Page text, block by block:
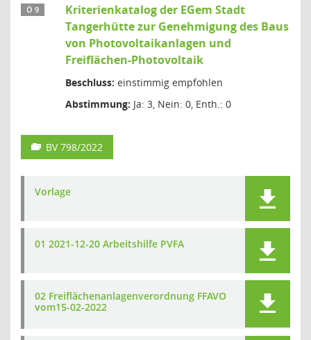
Ö 9
Kriterienkatalog der EGem Stadt
Tangerhütte zur Genehmigung des Baus
von Photovoltaikanlagen und
Freiflächen-Photovoltaik
Beschluss: einstimmig empfohlen
Abstimmung: Ja: 3, Nein: 0, Enth.: 0
BV 798/2022
Vorlage
01 2021-12-20 Arbeitshilfe PVFA
02 Freiflächenanlagenverordnung FFAVO
vom15-02-2022